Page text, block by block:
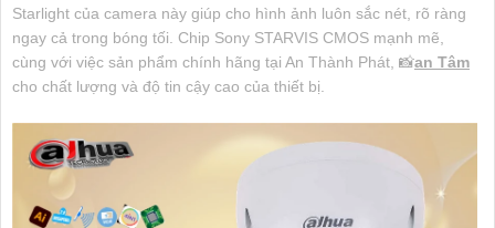
Starlight của camera này giúp cho hình ảnh luôn sắc nét, rõ ràng
ngay cả trong bóng tối. Chip Sony STARVIS CMOS mạnh mẽ,
cùng với việc sản phẩm chính hãng tại An Thành Phát, 📸an Tâm
cho chất lượng và độ tin cậy cao của thiết bị.